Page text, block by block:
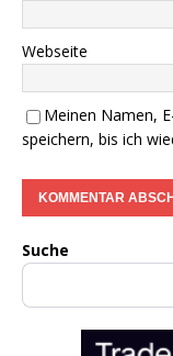
Webseite
Meinen Namen,
speichern, bis ich
Suche